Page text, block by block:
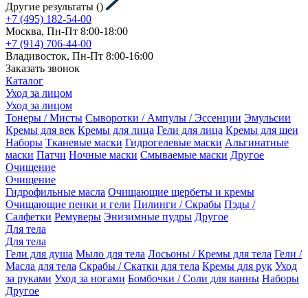
Другие результаты ()
+7 (495) 182-54-00
Москва, Пн-Пт 8:00-18:00
+7 (914) 706-44-00
Владивосток, Пн-Пт 8:00-16:00
Заказать звонок
Каталог
Уход за лицом
Уход за лицом
Тонеры / Мисты Сыворотки / Ампулы / Эссенции Эмульсии
Кремы для век Кремы для лица Гели для лица Кремы для шеи
Наборы Тканевые маски Гидрогелевые маски Альгинатные
маски Патчи Ночные маски Смываемые маски Другое
Очищение
Очищение
Гидрофильные масла Очищающие щербеты и кремы
Очищающие пенки и гели Пилинги / Скрабы Пэды /
Салфетки Ремуверы Энизимные пудры Другое
Для тела
Для тела
Гели для душа Мыло для тела Лосьоны / Кремы для тела Гели /
Масла для тела Скрабы / Скатки для тела Кремы для рук Уход
за руками Уход за ногами Бомбочки / Соли для ванны Наборы
Другое